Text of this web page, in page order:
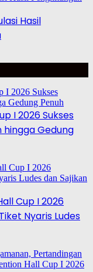
Hasil
I 2026 Sukses
hingga Gedung
Cup I 2026
Nyaris Ludes